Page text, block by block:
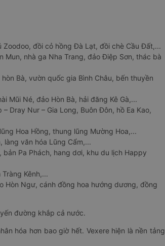
đồi cỏ hồng Đà Lạt, đồi chè Cầu Đất,...
Mun, nhà ga Nha Trang, đảo Điệp Sơn, thác bà
Bà, vườn quốc gia Bình Châu, bến thuyền
Mũi Né, đảo Hòn Bà, hải đăng Kê Gà,...
Dray Nur – Gia Long, Buôn Đôn, hồ Ea Kao,
Hoa Hồng, thung lũng Mường Hoa,...
làng văn hóa Lũng Cẩm,...
Pa Phách, hang dơi, khu du lịch Happy
Kênh,...
Hòn Ngư, cánh đồng hoa hướng dương, đồng
đường khắp cả nước.
hóa hơn bao giờ hết. Vexere hiện là nền tảng